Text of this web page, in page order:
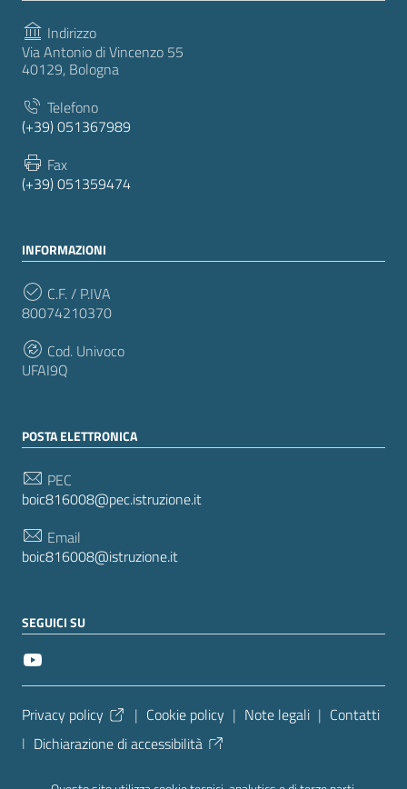
Indirizzo
Via Antonio di Vincenzo 55
40129, Bologna
Telefono
(+39) 051367989
Fax
(+39) 051359474
INFORMAZIONI
C.F. / P.IVA
80074210370
Cod. Univoco
UFAI9Q
POSTA ELETTRONICA
PEC
boic816008@pec.istruzione.it
Email
boic816008@istruzione.it
SEGUICI SU
Sezione Link Utili
Privacy policy | Cookie policy | Note legali | Contatti
| Dichiarazione di accessibilità